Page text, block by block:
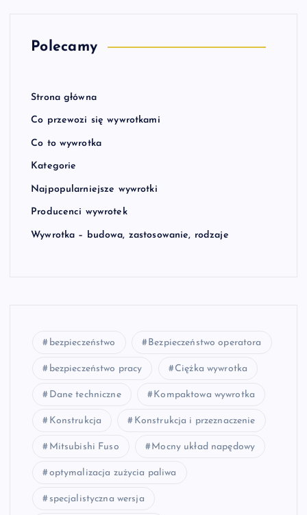
Polecamy
Strona główna
Co przewozi się wywrotkami
Co to wywrotka
Kategorie
Najpopularniejsze wywrotki
Producenci wywrotek
Wywrotka – budowa, zastosowanie, rodzaje
bezpieczeństwo Bezpieczeństwo operatora
bezpieczeństwo pracy Ciężka wywrotka
Dane techniczne Kompaktowa wywrotka
Konstrukcja Konstrukcja i przeznaczenie
Mitsubishi Fuso Mocny układ napędowy
optymalizacja zużycia paliwa
specjalistyczna wersja